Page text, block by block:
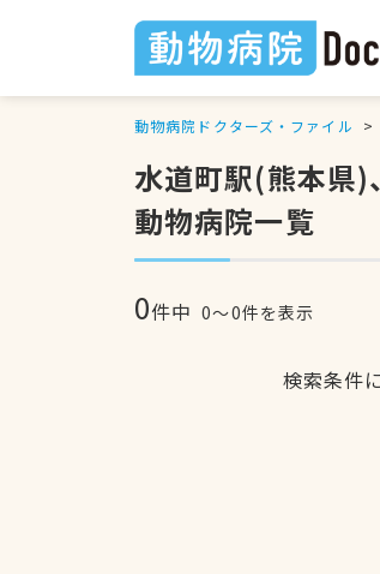
動物病院ドクターズ・ファイル
水道町駅(熊本県)
動物病院一覧
0件中 0〜0件を表示
検索条件